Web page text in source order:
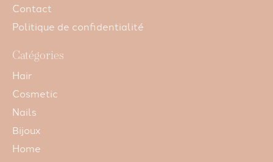
Contact
Politique de confidentialité
Catégories
Hair
Cosmetic
Nails
Bijoux
Home